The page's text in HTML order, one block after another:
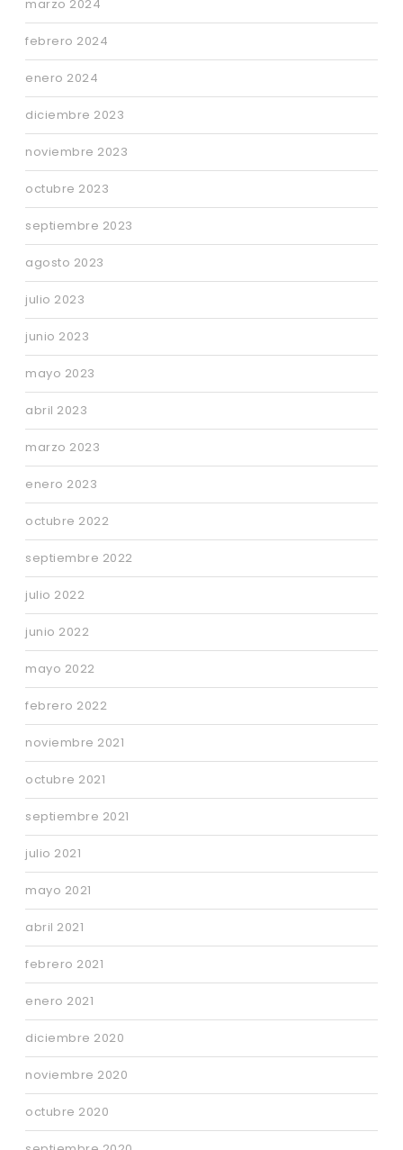
marzo 2024
febrero 2024
enero 2024
diciembre 2023
noviembre 2023
octubre 2023
septiembre 2023
agosto 2023
julio 2023
junio 2023
mayo 2023
abril 2023
marzo 2023
enero 2023
octubre 2022
septiembre 2022
julio 2022
junio 2022
mayo 2022
febrero 2022
noviembre 2021
octubre 2021
septiembre 2021
julio 2021
mayo 2021
abril 2021
febrero 2021
enero 2021
diciembre 2020
noviembre 2020
octubre 2020